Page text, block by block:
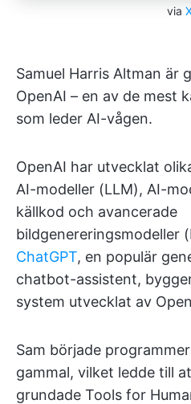
via
Samuel Harris Altman är
OpenAI – en av de mest
som leder AI-vågen.
OpenAI har utvecklat
AI-modeller (LLM), AI-
källkod och avancerade
bildgenereringsmodeller
ChatGPT, en populär
chatbot-assistent,
system utvecklat av
Sam började
gammal, vilket ledde till
grundade Tools for